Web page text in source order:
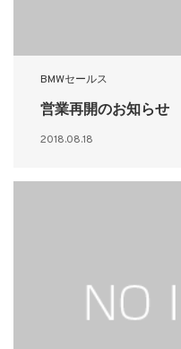
BMWセールス
営業再開のお知らせ
2018.08.18